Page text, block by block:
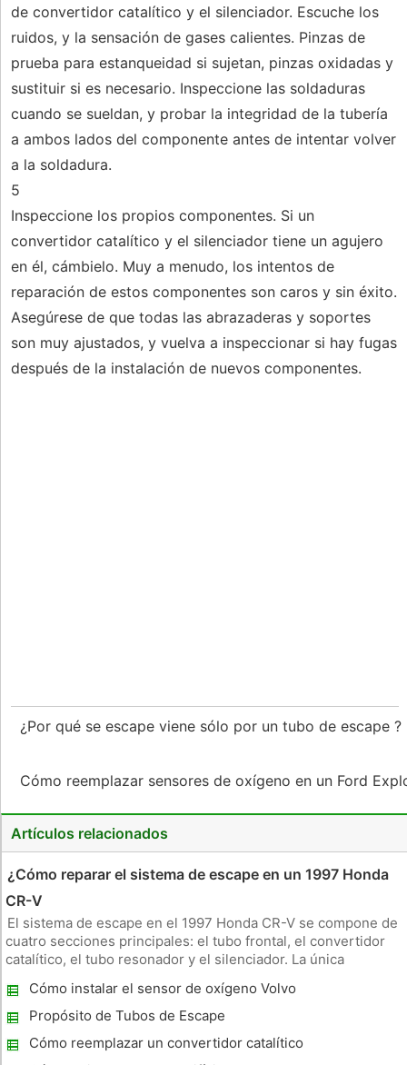
de convertidor catalítico y el silenciador. Escuche los
ruidos, y la sensación de gases calientes. Pinzas de
prueba para estanqueidad si sujetan, pinzas oxidadas y
sustituir si es necesario. Inspeccione las soldaduras
cuando se sueldan, y probar la integridad de la tubería
a ambos lados del componente antes de intentar volver
a la soldadura.
5
Inspeccione los propios componentes. Si un
convertidor catalítico y el silenciador tiene un agujero
en él, cámbielo. Muy a menudo, los intentos de
reparación de estos componentes son caros y sin éxito.
Asegúrese de que todas las abrazaderas y soportes
son muy ajustados, y vuelva a inspeccionar si hay fugas
después de la instalación de nuevos componentes.
¿Por qué se escape viene sólo por un tubo de escape ?
Cómo reemplazar sensores de oxígeno en un Ford
Artículos relacionados
¿Cómo reparar el sistema de escape en un 1997 Honda
CR-V
El sistema de escape en el 1997 Honda CR-V se compone de
cuatro secciones principales: el tubo frontal, el convertidor
catalítico, el tubo resonador y el silenciador. La única
V es la sustitución de las secciones o las juntas. En la mayoría
Cómo instalar el sensor de oxígeno Volvo
1997 850
Propósito de Tubos de Escape
Cómo reemplazar un convertidor catalítico